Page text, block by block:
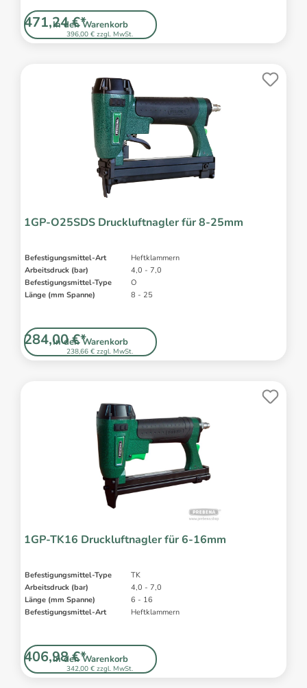
In den Warenkorb
396,00 € zzgl. MwSt.
471,24 €*
1GP-O25SDS Druckluftnagler für 8-25mm
Befestigungsmittel-Art
Heftklammern
Arbeitsdruck (bar)
4,0 - 7,0
Befestigungsmittel-Type
O
Länge (mm Spanne)
8 - 25
In den Warenkorb
238,66 € zzgl. MwSt.
284,00 €*
1GP-TK16 Druckluftnagler für 6-16mm
Befestigungsmittel-Type
TK
Arbeitsdruck (bar)
4,0 - 7,0
Länge (mm Spanne)
6 - 16
Befestigungsmittel-Art
Heftklammern
In den Warenkorb
342,00 € zzgl. MwSt.
406,98 €*